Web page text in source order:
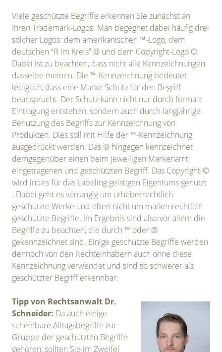
Viele geschützte Begriffe erkennen Sie zunächst an
Ihren Trademark-Logos. Man begegnet dabei häufig drei
solcher Logos: dem amerikanischen ™-Logo, dem
deutschen “R im Kreis” ® und dem Copyright-Logo ©.
Dabei ist zu beachten, dass nicht alle Kennzeichnungen
dasselbe meinen. Die ™-Kennzeichnung bedeutet
lediglich, dass eine Marke Schutz für den Begriff
beansprucht. Der Schutz kann nicht nur durch formale
Eintragung entstehen, sondern auch durch langjährige
Benutzung des Begriffs zur Kennzeichnung von
Produkten. Dies soll mit Hilfe der ™-Kennzeichnung
ausgedrückt werden. Das ® hingegen kennzeichnet
demgegenüber einen beim jeweiligen Markenamt
eingetragenen und geschützten Begriff. Das Copyright-©
wird indes für das Labeling geistigen Eigentums genutzt
. Dabei geht es vorrangig um urheberrechtlich
geschützte Werke und eben nicht um markenrechtlich
geschützte Begriffe. Im Ergebnis sind also vor allem die
Begriffe zu beachten, die durch ™ oder ®
gekennzeichnet sind. Einige geschützte Begriffe werden
dennoch von den Rechteinhabern auch ohne diese
Kennzeichnung verwendet und sind so schwerer als
geschützter Begriff erkennbar.
Tipp von Rechtsanwalt Dr.
Schneider: Da auch einige
scheinbare Alltagsbegriffe zur
Gruppe der geschützten Begriffe
gehören, sollten Sie im Zweifel